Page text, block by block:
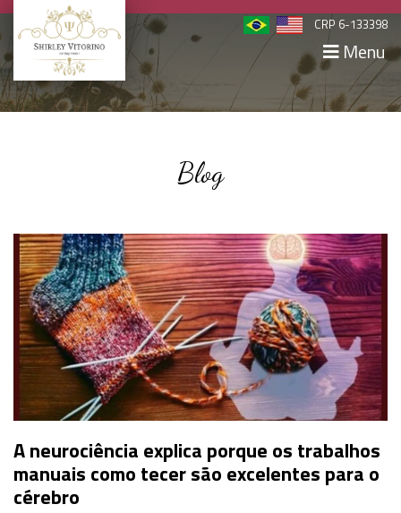
CRP 6-133398
Menu
Blog
A neurociência explica porque os trabalhos
manuais como tecer são excelentes para o
cérebro